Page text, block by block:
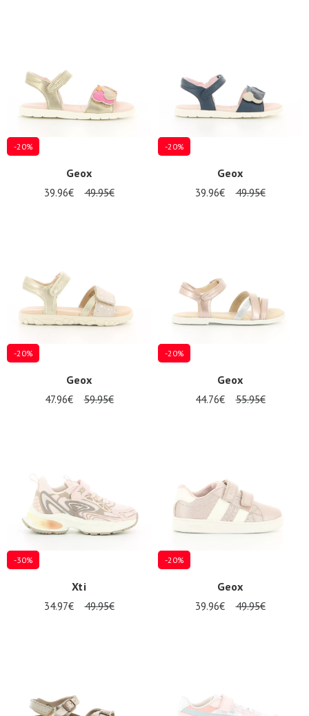
-20%
Geox
39.96€ 49.95€
-20%
Geox
39.96€ 49.95€
-20%
Geox
47.96€ 59.95€
-20%
Geox
44.76€ 55.95€
-30%
Xti
34.97€ 49.95€
-20%
Geox
39.96€ 49.95€